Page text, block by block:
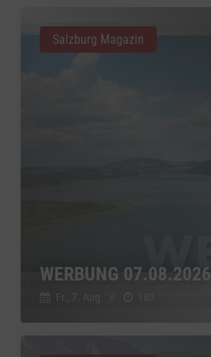
WERBUNG 07.08.2026
Salzburg Magazin